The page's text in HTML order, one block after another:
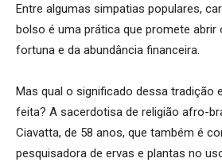
Entre algumas simpatias populares,
bolso é uma prática que promete abrir
fortuna e da abundância financeira.
Mas qual o significado dessa tradição
feita? A sacerdotisa de religião afro-
Ciavatta, de 58 anos, que também é
pesquisadora de ervas e plantas no